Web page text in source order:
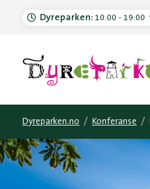
Dyreparken: 10:00 - 19:00
Dyreparken.no / Konferanse /